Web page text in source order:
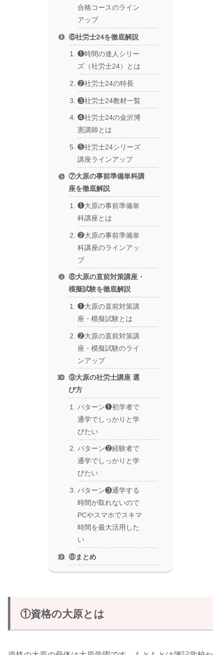
合格コースのライン
アップ
⑥社労士24を徹底解説
❶時間の達人シリー
ズ（社労士24）とは
❷社労士24の特長
❸社労士24教材一覧
❹社労士24の金沢博
憲講師とは
❺社労士24シリーズ
講座ラインアップ
⑦大原の事前準備単科講
座を徹底解説
❶大原の事前準備単
科講座とは
❷大原の事前準備単
科講座のラインアッ
プ
⑧大原の直前対策講座・
模擬試験を徹底解説
❶大原の直前対策講
座・模擬試験とは
❷大原の直前対策講
座・模擬試験のライ
ンアップ
⑨大原の社労士講座 選
び方
パターン❶初学者で
通学でしっかりと学
びたい
パターン❷経験者で
通学でしっかりと学
びたい
パターン❸通学する
時間が取れないので
PCやスマホでスキマ
時間を最大活用した
い
⑧まとめ
①資格の大原とは